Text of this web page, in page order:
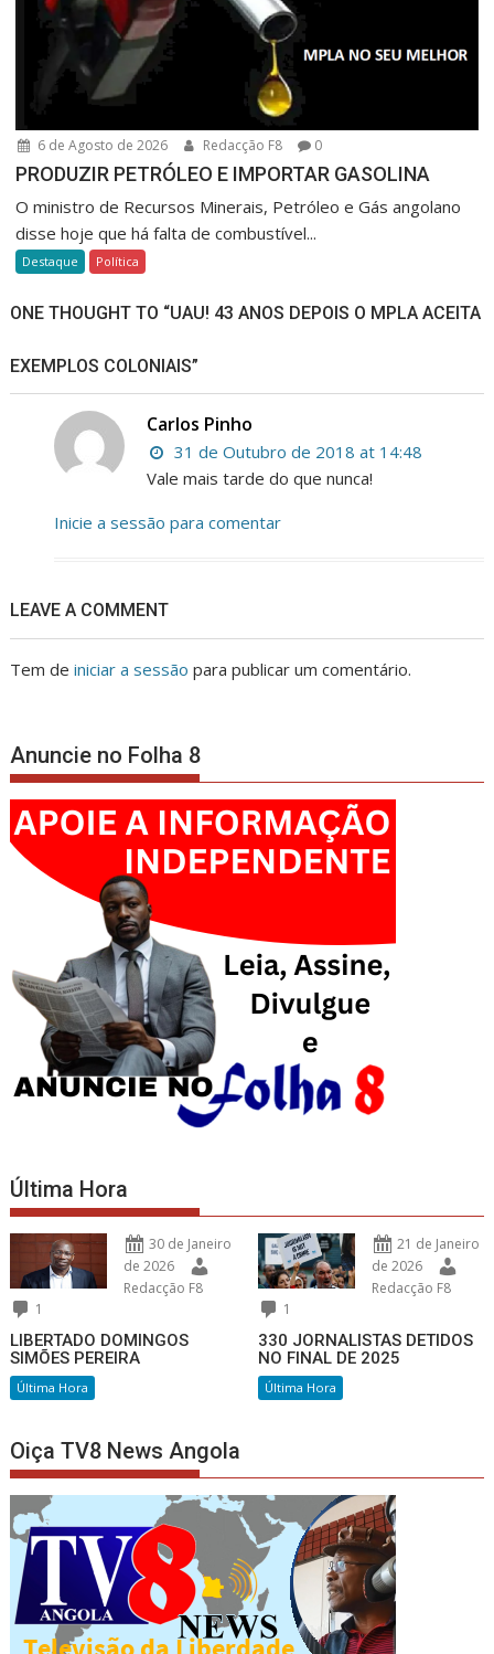
6 de Agosto de 2026 Redacção F8 0
PRODUZIR PETRÓLEO E IMPORTAR GASOLINA
O ministro de Recursos Minerais, Petróleo e Gás angolano
disse hoje que há falta de combustível...
Destaque Política
ONE THOUGHT TO “UAU! 43 ANOS DEPOIS O MPLA ACEITA
EXEMPLOS COLONIAIS”
Carlos Pinho
31 de Outubro de 2018 at 14:48
Vale mais tarde do que nunca!
Inicie a sessão para comentar
LEAVE A COMMENT
Tem deiniciar a sessão para publicar um comentário.
Anuncie no Folha 8
Última Hora
30 de Janeiro
de 2026
Redacção F8
1
LIBERTADO DOMINGOS
SIMÕES PEREIRA
Última Hora
21 de Janeiro
de 2026
Redacção F8
1
330 JORNALISTAS DETIDOS
NO FINAL DE 2025
Última Hora
Oiça TV8 News Angola